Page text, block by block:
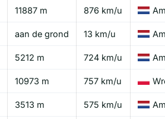
11887 m 876 km/u
aan de grond 13 km/u
5212 m 724 km/u
10973 m 757 km/u
3513 m 575 km/u